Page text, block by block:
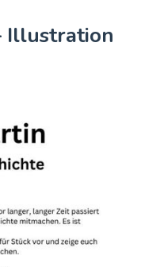
Illustration